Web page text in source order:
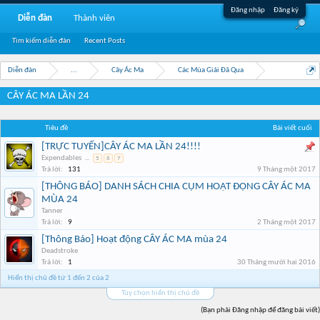
Đăng nhập Đăng ký
Diễn đàn ... Cây Ác Ma Các Mùa Giải Đã Qua
CÂY ÁC MA LẦN 24
Tiêu đề Bài viết cuối
[TRỰC TUYẾN]CÂY ÁC MA LẦN 24!!!!
Expendables ... 5 6 7
Trả lời: 131 9 Tháng một 2017
[THÔNG BÁO] DANH SÁCH CHIA CỤM HOẠT ĐỘNG CÂY ÁC MA
MÙA 24
Tanner
Trả lời:
9 2 Tháng một 2017
[Thông Báo] Hoạt động CÂY ÁC MA mùa 24
Deadstroke
Trả lời:
1
30 Tháng mười hai 2016
Hiển thị chủ đề từ 1 đến 2 của 2
Tùy chọn hiển thị chủ đề
(Bạn phải Đăng nhập để đăng bài viết)
Diễn đàn
Tìm kiếm diễn đàn Recent Posts
Thành viên